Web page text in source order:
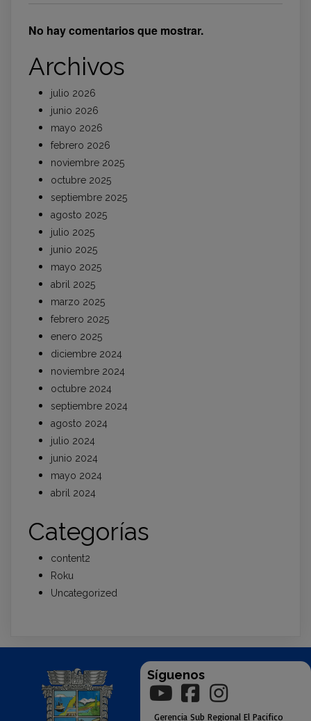
No hay comentarios que mostrar.
Archivos
julio 2026
junio 2026
mayo 2026
febrero 2026
noviembre 2025
octubre 2025
septiembre 2025
agosto 2025
julio 2025
junio 2025
mayo 2025
abril 2025
marzo 2025
febrero 2025
enero 2025
diciembre 2024
noviembre 2024
octubre 2024
septiembre 2024
agosto 2024
julio 2024
junio 2024
mayo 2024
abril 2024
Categorías
content2
Roku
Uncategorized
Síguenos
Gerencia Sub Regional El Pacifico